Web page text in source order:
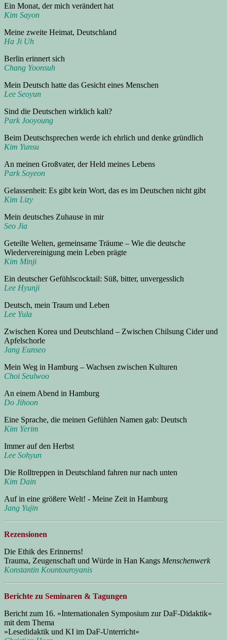
Ein Monat, der mich verändert hat
Kim Sayon
Meine zweite Heimat, Deutschland
Ha Ji Uh
Berlin erinnert sich
Chang Yoonsuh
Mein Deutsch hatte das Gesicht eines Menschen
Lee Seoyun
Sind die Deutschen wirklich kalt?
Park Jooyoung
Beim Deutschsprechen werde ich ehrlich und denke gründlich
Kim Yunsu
An meinen Großvater, der Held meines Lebens
Park Soyeon
Gelassenheit: Es gibt kein Wort, das es im Deutschen nicht gibt
Kim Lizy
Mein deutsches Zuhause in mir
Seo Jia
Geteilte Welten, gemeinsame Träume – Wie die deutsche
Wiedervereinigung mein Leben prägte
Kim Minji
Ein deutscher Gefühlscocktail: Süß, bitter, unvergesslich
Lee Hyunji
Deutsch, mein Traum und Leben
Lee Yula
Zwischen Korea und Deutschland – Zwischen Chilsung Cider und
Apfelschorle
Jang Eunseo
Mein Weg in Hamburg – Wachsen zwischen Kulturen
Choi Seulwoo
An einem Abend in Hamburg
Do Jihoon
Eine Sprache, die meinen Gefühlen Namen gab: Deutsch
Kim Yerim
Immer auf den Herbst
Lee Sohyun
Die Rolltreppen in Deutschland fahren nur nach unten
Kim Dain
Auf in eine größere Welt! - Meine Zeit in Hamburg
Jang Yujin
Rezensionen
Die Ethik des Erinnerns!
Trauma, Zeugenschaft und Würde in Han Kangs Menschenwerk
Konstantin Kountouroyanis
Berichte zu Seminaren & Tagungen
Bericht zum 16. »Internationalen Symposium zur DaF-Didaktik«
mit dem Thema
»Lesedidaktik und KI im DaF-Unterricht«